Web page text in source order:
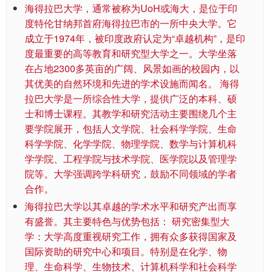
海得拉巴大学，通常被称为UoH或海大，是位于印
度特伦甘纳邦首府海得拉巴市的一所中央大学。它
成立于1974年，被印度政府认定为“卓越机构”，是印
度最重要的高等教育和研究型大学之一。大学坐落
在占地2300多英亩的广阔、风景如画的校园内，以
其优美的自然环境和先进的学术设施而闻名。 海得
拉巴大学是一所综合性大学，提供广泛的本科、硕
士和博士课程。其教学和研究活动主要围绕几个主
要学院展开，包括人文学院、社会科学学院、生命
科学学院、化学学院、物理学院、数学与计算机科
学学院、工程学院与技术学院、医学院以及管理学
院等。大学强调跨学科研究，鼓励不同领域的学者
合作。
海得拉巴大学以其卓越的学术水平和研究产出而享
有盛誉。其主要特色与优势包括： 研究密集型大
学：大学高度重视研究工作，拥有众多获得国家及
国际资助的研究中心和项目。特别是在化学、物
理、生命科学、生物技术、计算机科学和社会科学